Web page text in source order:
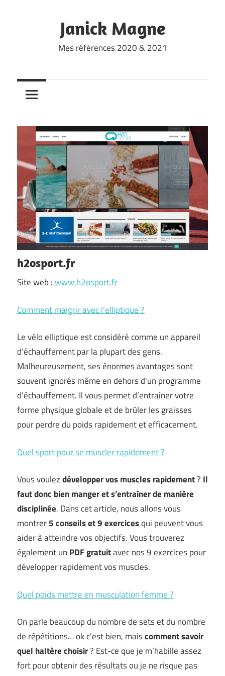
Janick Magne
Mes références 2020 & 2021
h2osport.fr
Site web :www.h2osport.fr
Comment maigrir avec l’elliptique ?
Le vélo elliptique est considéré comme un appareil
d’échauffement par la plupart des gens.
Malheureusement, ses énormes avantages sont
souvent ignorés même en dehors d’un programme
d’échauffement. Il vous permet d’entraîner votre
forme physique globale et de brûler les graisses
pour perdre du poids rapidement et efficacement.
Quel sport pour se muscler rapidement ?
Vous voulezdévelopper vos muscles rapidement? Il
faut donc bien mangeret s’entraîner de manière
disciplinée. Dans cet article, nous allons vous
montrer5 conseils et 9 exercicesqui peuvent vous
aider à atteindre vos objectifs. Vous trouverez
également un PDF gratuitavec nos 9 exercices pour
développer rapidement vos muscles.
Quel poids mettre en musculation femme ?
On parle beaucoup du nombre de sets et du nombre
de répétitions… ok c’est bien, maiscomment savoir
quel haltère choisir? Est-ce que je m’habille assez
fort pour obtenir des résultats ou je ne risque pas